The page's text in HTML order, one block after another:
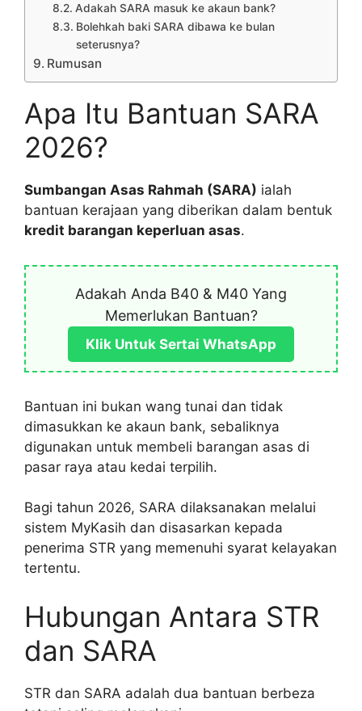
Adakah SARA masuk ke akaun bank?
Bolehkah baki SARA dibawa ke bulan
seterusnya?
Rumusan
Apa Itu Bantuan SARA
2026?
Sumbangan Asas Rahmah (SARA) ialah
bantuan kerajaan yang diberikan dalam bentuk
kredit barangan keperluan asas.
Adakah Anda B40 & M40 Yang
Memerlukan Bantuan?
Klik Untuk Sertai WhatsApp
Bantuan ini bukan wang tunai dan tidak
dimasukkan ke akaun bank, sebaliknya
digunakan untuk membeli barangan asas di
pasar raya atau kedai terpilih.
Bagi tahun 2026, SARA dilaksanakan melalui
sistem MyKasih dan disasarkan kepada
penerima STR yang memenuhi syarat kelayakan
tertentu.
Hubungan Antara STR
dan SARA
STR dan SARA adalah dua bantuan berbeza